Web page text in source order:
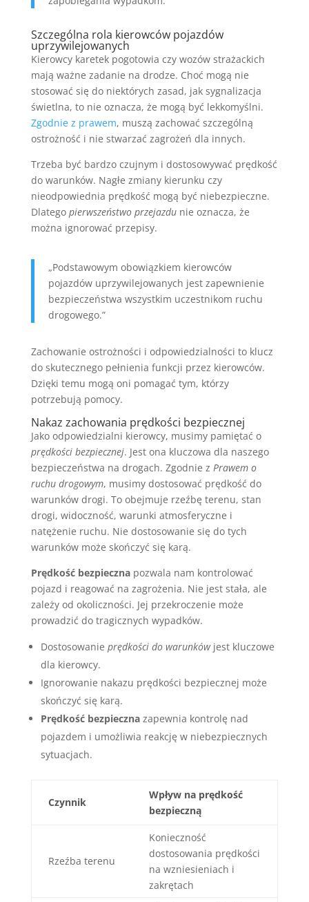
Szczególna rola kierowców pojazdów
uprzywilejowanych
Kierowcy karetek pogotowia czy wozów strażackich
mają ważne zadanie na drodze. Choć mogą nie
stosować się do niektórych zasad, jak sygnalizacja
świetlna, to nie oznacza, że mogą być lekkomyślni.
Zgodnie z prawem, muszą zachować szczególną
ostrożność i nie stwarzać zagrożeń dla innych.
Trzeba być bardzo czujnym i dostosowywać prędkość
do warunków. Nagłe zmiany kierunku czy
nieodpowiednia prędkość mogą być niebezpieczne.
Dlatego pierwszeństwo przejazdunie oznacza, że
można ignorować przepisy.
„Podstawowym obowiązkiem kierowców
pojazdów uprzywilejowanych jest zapewnienie
bezpieczeństwa wszystkim uczestnikom ruchu
drogowego.”
Zachowanie ostrożności i odpowiedzialności to klucz
do skutecznego pełnienia funkcji przez kierowców.
Dzięki temu mogą oni pomagać tym, którzy
potrzebują pomocy.
Nakaz zachowania prędkości bezpiecznej
Jako odpowiedzialni kierowcy, musimy pamiętać o
prędkości bezpiecznej. Jest ona kluczowa dla naszego
bezpieczeństwa na drogach. Zgodnie z Prawem o
ruchu drogowym, musimy dostosować prędkość do
warunków drogi. To obejmuje rzeźbę terenu, stan
drogi, widoczność, warunki atmosferyczne i
natężenie ruchu. Nie dostosowanie się do tych
warunków może skończyć się karą.
Prędkość bezpiecznapozwala nam kontrolować
pojazd i reagować na zagrożenia. Nie jest stała, ale
zależy od okoliczności. Jej przekroczenie może
prowadzić do tragicznych wypadków.
Dostosowanie prędkości do warunkówjest kluczowe
dla kierowcy.
Ignorowanie nakazu prędkości bezpiecznej może
skończyć się karą.
Prędkość bezpiecznazapewnia kontrolę nad
pojazdem i umożliwia reakcję w niebezpiecznych
sytuacjach.
Czynnik
Wpływ na prędkość
bezpieczną
Rzeźba terenu
Konieczność
dostosowania prędkości
na wzniesieniach i
zakrętach